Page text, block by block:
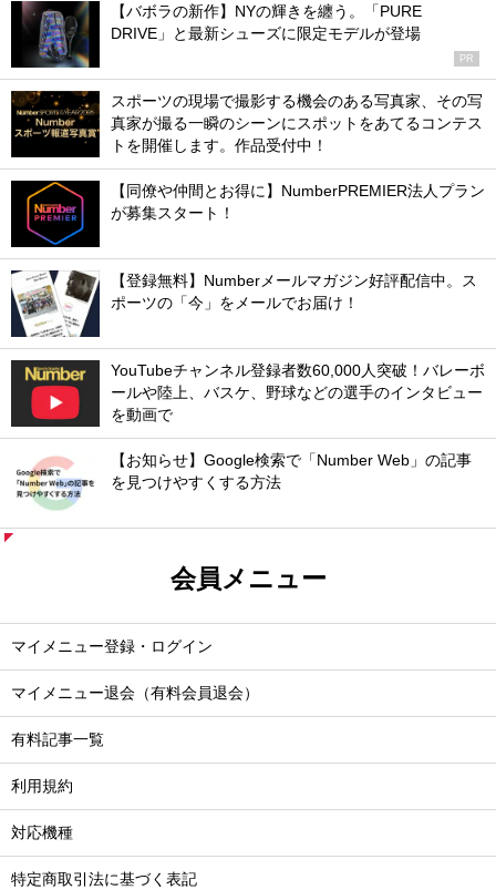
【バボラの新作】NYの輝きを纏う。「PURE
DRIVE」と最新シューズに限定モデルが登場
PR
スポーツの現場で撮影する機会のある写真家、その写
真家が撮る一瞬のシーンにスポットをあてるコンテス
トを開催します。作品受付中！
【同僚や仲間とお得に】NumberPREMIER法人プラン
が募集スタート！
【登録無料】Numberメールマガジン好評配信中。ス
ポーツの「今」をメールでお届け！
YouTubeチャンネル登録者数60,000人突破！バレーボ
ールや陸上、バスケ、野球などの選手のインタビュー
を動画で
【お知らせ】Google検索で「Number Web」の記事
を見つけやすくする方法
会員メニュー
マイメニュー登録・ログイン
マイメニュー退会（有料会員退会）
有料記事一覧
利用規約
対応機種
特定商取引法に基づく表記